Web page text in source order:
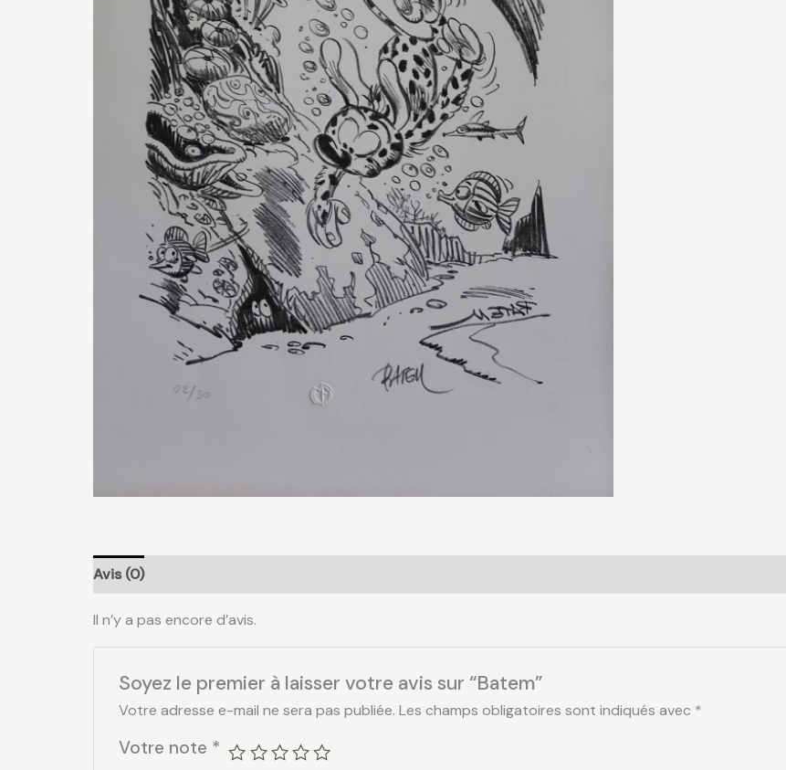
Avis (0)
Il n’y a pas encore d’avis.
Soyez le premier à laisser votre avis sur “Batem”
Votre adresse e-mail ne sera pas publiée. Les champs obligatoires sont indiqués avec *
Votre note *